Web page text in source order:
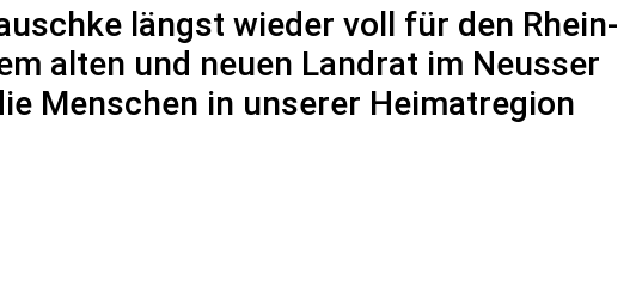
längst wieder voll für den Rhein-
alten und neuen Landrat im Neusser
Menschen in unserer Heimatregion